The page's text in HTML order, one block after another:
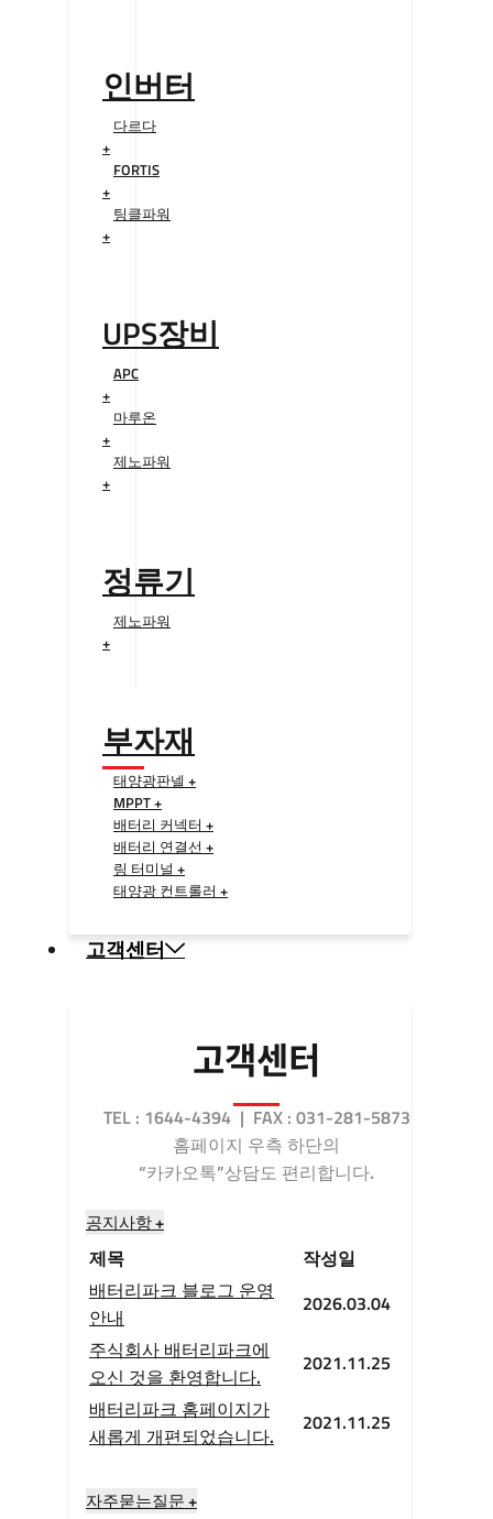
인버터
다르다
+
FORTIS
+
팅클파워
+
UPS장비
APC
+
마루온
+
제노파워
+
정류기
제노파워
+
부자재
태양광판넬 +
MPPT +
배터리 커넥터 +
배터리 연결선 +
링 터미널 +
태양광 컨트롤러 +
고객센터
고객센터
TEL : 1644-4394 | FAX : 031-281-5873
홈페이지 우측 하단의
“카카오톡”상담도 편리합니다.
공지사항 +
제목
작성일
배터리파크 블로그 운영
안내
2026.03.04
주식회사 배터리파크에
오신 것을 환영합니다.
2021.11.25
배터리파크 홈페이지가
새롭게 개편되었습니다.
2021.11.25
자주묻는질문 +